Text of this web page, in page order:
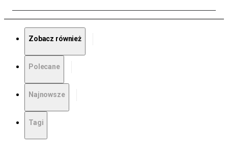
Zobacz również
Polecane
Najnowsze
Tagi